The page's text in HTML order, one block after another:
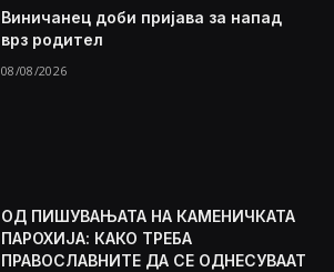
Виничанец доби пријава за напад
врз родител
08/08/2026
ОД ПИШУВАЊАТА НА КАМЕНИЧКАТА
ПАРОХИЈА: КАКО ТРЕБА
ПРАВОСЛАВНИТЕ ДА СЕ ОДНЕСУВААТ